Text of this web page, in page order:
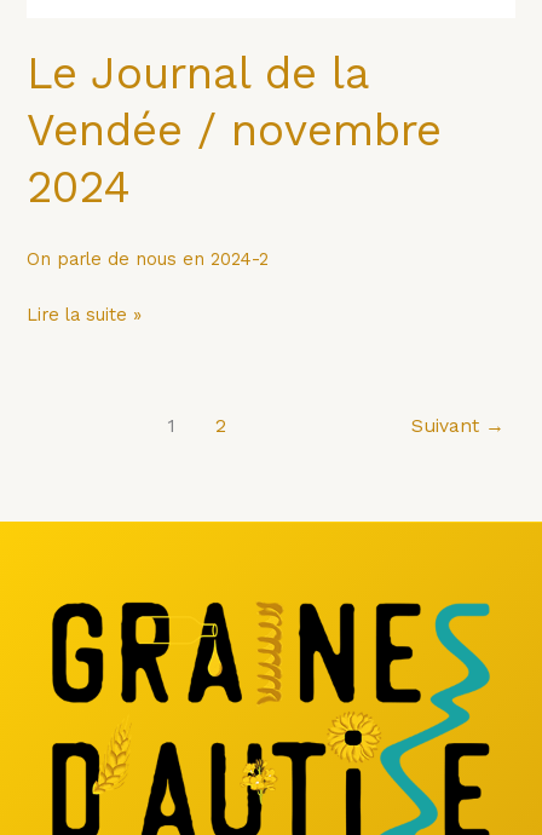
Le Journal de la
Vendée / novembre
2024
On parle de nous en 2024-2
Lire la suite »
1 2 Suivant →